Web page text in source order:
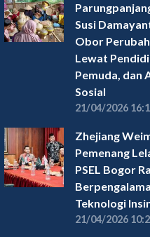
Susi
Obor
Lewat
Pemuda, dan
Sosial
21/04/2026
Zhejiang
Pemenang
PSEL Bogor
Teknologi
21/04/2026